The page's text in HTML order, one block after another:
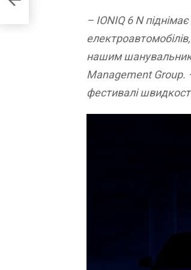
– IONIQ 6 N
нашим
Management Group.
фестивалі